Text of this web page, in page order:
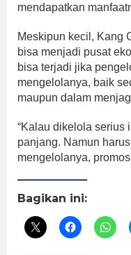
mendapatkan
Meskipun kecil, Kang
bisa menjadi pusat
bisa terjadi jika
mengelolanya, baik
maupun dalam
“Kalau dikelola serius
panjang. Namun
mengelolanya,
Bagikan ini: